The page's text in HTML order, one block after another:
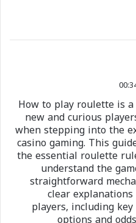
How to play roulette is
new and curious
when stepping into the
casino gaming. This
the essential roulette
understand the
straightforward
clear
players, including